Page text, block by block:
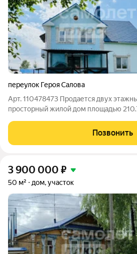
переулок Героя Салова
Арт. 110478473 Продается двух
просторный жилой дом площадью
гаражом. -Планировка первого этажа:
прихожая, просторная кухня-гостиная
Позвонить
3 900 000 ₽
50 м² дом, участок